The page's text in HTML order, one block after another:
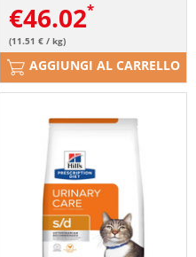
€46.02
(11.51 € / kg)
AGGIUNGI AL CARRELLO